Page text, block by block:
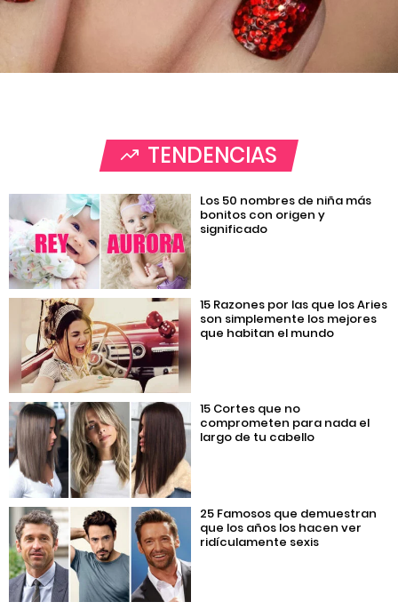
TENDENCIAS
Los 50 nombres de niña más
bonitos con origen y
significado
15 Razones por las que los Aries
son simplemente los mejores
que habitan el mundo
15 Cortes que no
comprometen para nada el
largo de tu cabello
25 Famosos que demuestran
que los años los hacen ver
ridículamente sexis